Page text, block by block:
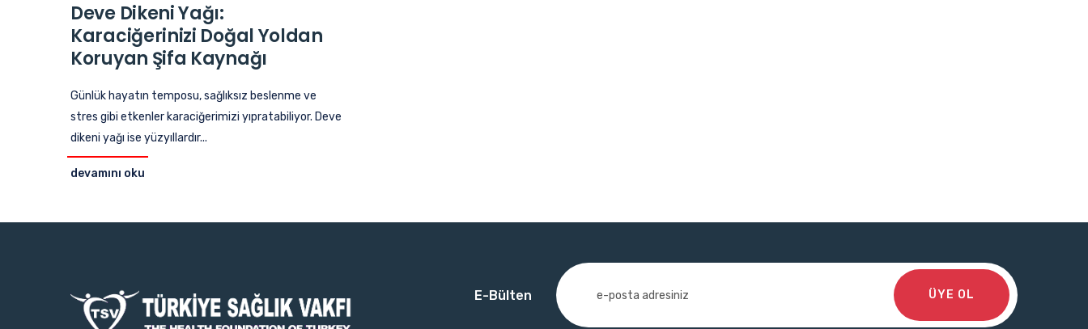
Deve Dikeni Yağı:
Karaciğerinizi Doğal Yoldan
Koruyan Şifa Kaynağı
Günlük hayatın temposu, sağlıksız beslenme ve
stres gibi etkenler karaciğerimizi yıpratabiliyor. Deve
dikeni yağı ise yüzyıllardır...
devamını oku
E-Bülten ÜYE OL